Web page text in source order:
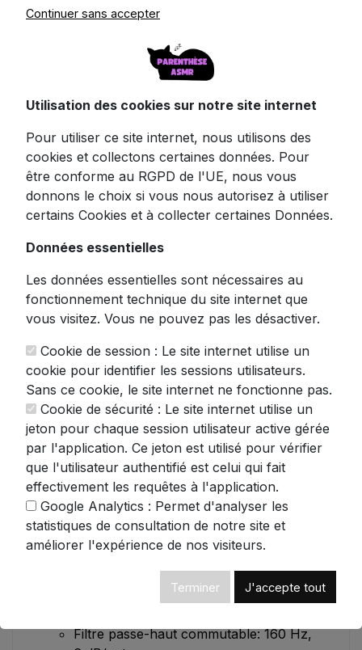
avec Câble XLR
microphone statique cardioïde AKG C214,
accompagné de son câble XLR Stagg de
haute qualité. Un duo parfait pour capturer
chaque subtilité sonore, jusqu'aux
chuchotements les plus délicats. 🎧
Ce microphone de studio est spécialement
conçu pour offrir une qualité
ceux qui recherchent unmicro pour faire de
l'ASMRavec une clarté cristalline. Ces petits
frissons auditifs n'auront jamais été aussi
Caractéristiques techniques du microphone
AKG C214:
Gamme de fréquences étendue: 20 Hz -
20 kHz pour une reproduction fidèle
Diagramme polaire cardioïde réduisant
les sons indésirables
Sensibilité: 20 mV/Pa pour capter les
nuances sonores
Impédance: 200 Ω
Rapport signal/bruit: 81 dB-A pour un
Atténuateur commutable (0/-20 dB)
Filtre passe-haut commutable: 160 Hz,
Continuer sans accepter
Utilisation des cookies sur notre site internet
Pour utiliser ce site internet, nous utilisons des
cookies et collectons certaines données. Pour
être conforme au RGPD de l'UE, nous vous
donnons le choix si vous nous autorisez à utiliser
certains Cookies et à collecter certaines Données.
Données essentielles
Les données essentielles sont nécessaires au
fonctionnement technique du site internet que
vous visitez. Vous ne pouvez pas les désactiver.
Cookie de session : Le site internet utilise un
cookie pour identifier les sessions utilisateurs.
Sans ce cookie, le site internet ne fonctionne pas.
Cookie de sécurité : Le site internet utilise un
jeton pour chaque session utilisateur active gérée
par l'application. Ce jeton est utilisé pour vérifier
que l'utilisateur authentifié est celui qui fait
effectivement les requêtes à l'application.
Google Analytics : Permet d'analyser les
statistiques de consultation de notre site et
améliorer l'expérience de nos visiteurs.
Terminer J'accepte tout